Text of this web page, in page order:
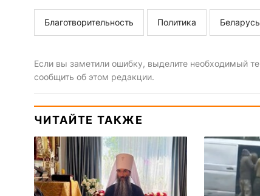
Благотворительность Политика Беларусь
Если вы заметили ошибку, выделите необходимый
сообщить об этом редакции.
ЧИТАЙТЕ ТАКЖЕ